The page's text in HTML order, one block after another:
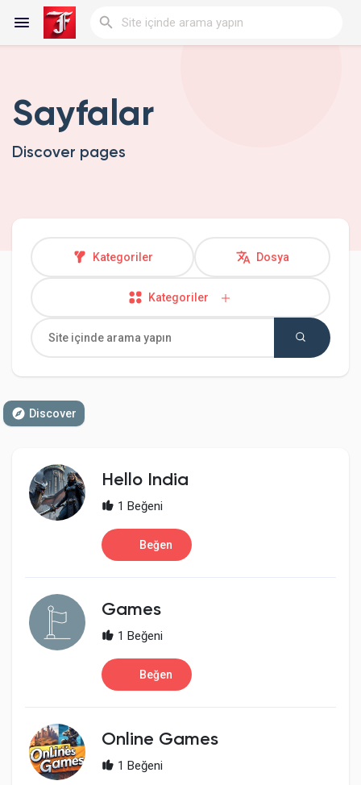
Reels
Discover Gruplar
sayfaları sevdim
Popular Posts
Discover Posts
Developers
Social Networth OS
Creator Commerce
Sayfalar
Discover pages
Kategoriler Dosya
Kategoriler
Discover
Hello India
1 Beğeni
Beğen
Games
1 Beğeni
Beğen
Online Games
1 Beğeni